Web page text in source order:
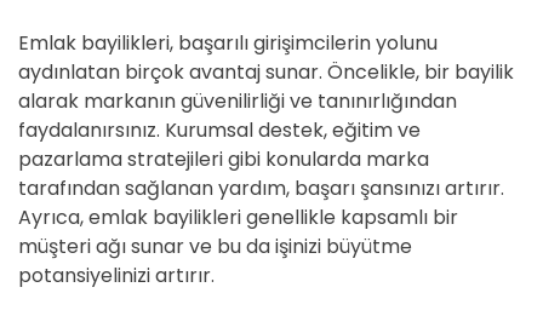
Emlak bayilikleri, başarılı girişimcilerin yolunu
aydınlatan birçok avantaj sunar. Öncelikle, bir bayilik
alarak markanın güvenilirliği ve tanınırlığından
faydalanırsınız. Kurumsal destek, eğitim ve
pazarlama stratejileri gibi konularda marka
tarafından sağlanan yardım, başarı şansınızı artırır.
Ayrıca, emlak bayilikleri genellikle kapsamlı bir
müşteri ağı sunar ve bu da işinizi büyütme
potansiyelinizi artırır.